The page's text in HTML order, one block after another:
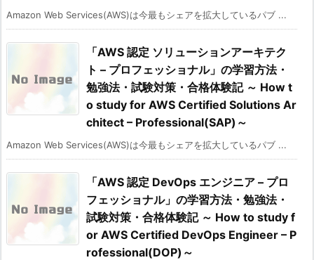
Amazon Web Services(AWS)は今最もシェアを拡大しているパブ ...
「AWS 認定 ソリューションアーキテク
ト – プロフェッショナル」の学習方法・
勉強法・試験対策・合格体験記 ～ How t
o study for AWS Certified Solutions Ar
chitect – Professional(SAP)～
Amazon Web Services(AWS)は今最もシェアを拡大しているパブ ...
「AWS 認定 DevOps エンジニア – プロ
フェッショナル」の学習方法・勉強法・
試験対策・合格体験記 ～ How to study f
or AWS Certified DevOps Engineer – P
rofessional(DOP)～